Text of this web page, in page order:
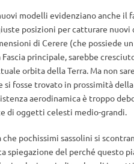
modelli evidenziano anche
posizioni per catturare
di Cerere (che possiede
principale, sarebbe
orbita della Terra. Ma non
si fosse trovato in prossimità
aerodinamica è troppo
di oggetti celesti medio-grandi.
pochissimi sassolini si
spiegazione del perché questo